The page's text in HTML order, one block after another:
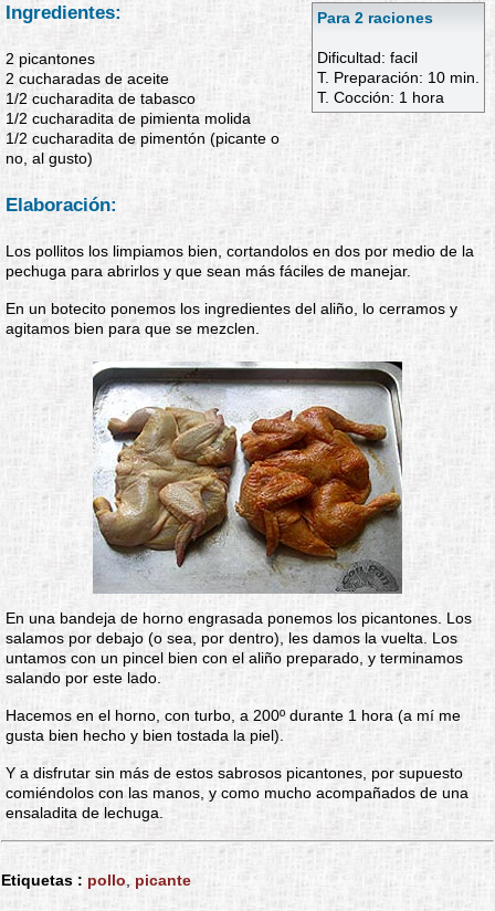
Para 2 raciones
Dificultad: facil
T. Preparación: 10 min.
T. Cocción: 1 hora
Ingredientes:
2 picantones
2 cucharadas de aceite
1/2 cucharadita de tabasco
1/2 cucharadita de pimienta molida
1/2 cucharadita de pimentón (picante o
no, al gusto)
Elaboración:
Los pollitos los limpiamos bien, cortandolos en dos por medio de la
pechuga para abrirlos y que sean más fáciles de manejar.
En un botecito ponemos los ingredientes del aliño, lo cerramos y
agitamos bien para que se mezclen.
En una bandeja de horno engrasada ponemos los picantones. Los
salamos por debajo (o sea, por dentro), les damos la vuelta. Los
untamos con un pincel bien con el aliño preparado, y terminamos
salando por este lado.
Hacemos en el horno, con turbo, a 200º durante 1 hora (a mí me
gusta bien hecho y bien tostada la piel).
Y a disfrutar sin más de estos sabrosos picantones, por supuesto
comiéndolos con las manos, y como mucho acompañados de una
ensaladita de lechuga.
Etiquetas : pollo picante